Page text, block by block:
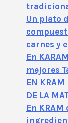
Un plato
carnes y
En
mejores
EN KRAM
DE LA
En